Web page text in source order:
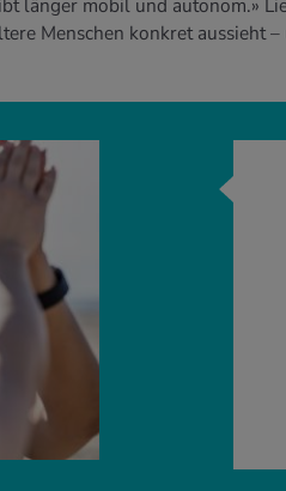
länger mobil und autonom.»
Menschen konkret aussieht